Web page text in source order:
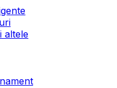
altele